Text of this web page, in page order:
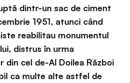
dintr-un sac de ciment
1951, atunci când
reabilitau monumentul
distrus în urma
din cel de-Al Doilea Război
ca multe alte astfel de